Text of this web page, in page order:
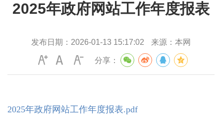
2025年政府网站工作年度报表
发布日期： 2026-01-13 15:17:02 来源： 本网
分享：
2025年政府网站工作年度报表.pdf